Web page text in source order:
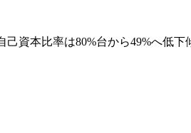
資本比率は80%台から49%へ低下